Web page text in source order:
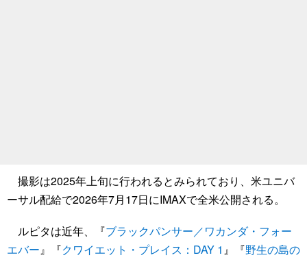
撮影は2025年上旬に行われるとみられており、米ユニバ
ーサル配給で2026年7月17日にIMAXで全米公開される。
ルピタは近年、『ブラックパンサー／ワカンダ・フォー
エバー』『クワイエット・プレイス：DAY 1 』『野生の島の